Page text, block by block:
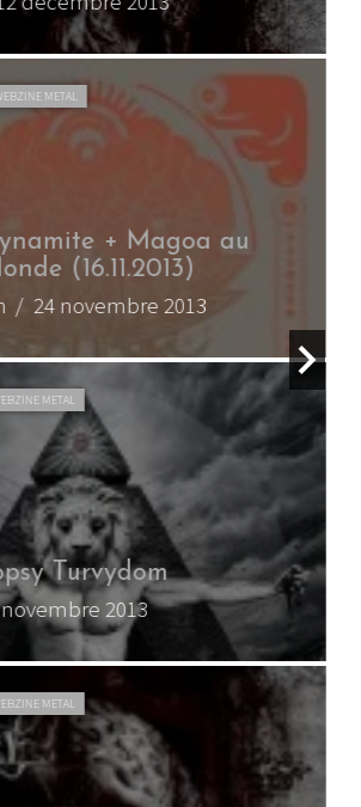
METAL
+ Magoa au
(16.11.2013)
/ 24 novembre 2013
METAL
Turvydom
2013
METAL